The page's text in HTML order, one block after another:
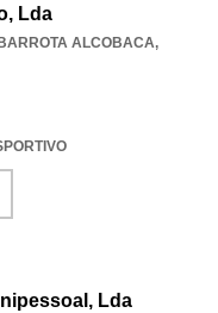
Lda
ALCOBACA,
Lda